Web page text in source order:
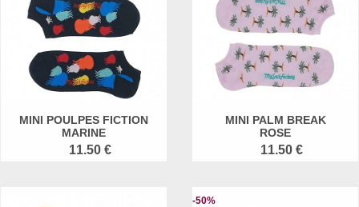
MINI POULPES FICTION
MARINE
11.50 €
MINI PALM BREAK
ROSE
11.50 €
-50%